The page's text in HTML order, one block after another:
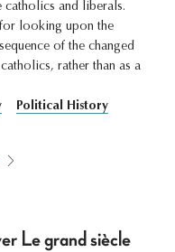
catholics and liberals.
for looking upon the
of the changed
rather than as a
Political History
Le grand siècle